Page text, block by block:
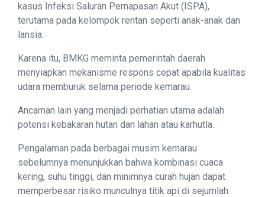
kasus Infeksi Saluran Pernapasan Akut (ISPA),
terutama pada kelompok rentan seperti anak-anak dan
lansia.
Karena itu, BMKG meminta pemerintah daerah
menyiapkan mekanisme respons cepat apabila kualitas
udara memburuk selama periode kemarau.
Ancaman lain yang menjadi perhatian utama adalah
potensi kebakaran hutan dan lahan atau karhutla.
Pengalaman pada berbagai musim kemarau
sebelumnya menunjukkan bahwa kombinasi cuaca
kering, suhu tinggi, dan minimnya curah hujan dapat
memperbesar risiko munculnya titik api di sejumlah